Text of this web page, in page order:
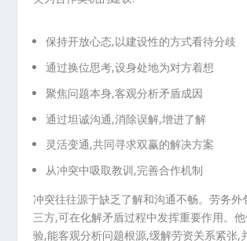
保持开放心态,以建设性的方式看待分歧
通过换位思考,设身处地为对方着想
聚焦问题本身,客观分析矛盾成因
通过坦诚沟通,消除误解,增进了解
灵活变通,共同寻求双赢的解决方案
从冲突中吸取教训,完善合作机制
冲突往往源于缺乏了解和沟通不畅。劳务外
三方,可在化解矛盾过程中发挥重要作用。
验,能客观分析问题根源,缓解劳资关系紧张,